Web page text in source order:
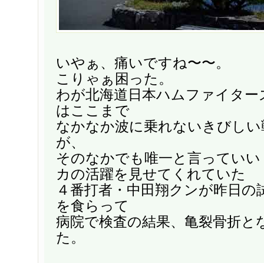
いやぁ、痛いですね〜〜。
こりゃぁ困った。
わが北海道日本ハムファイター
はここまで
なかなか波に乗れないきびし
が、
そのなかでも唯一と言ってい
カの活躍を見せてくれていた
４番打者・中田翔クンが昨日の
を食らって
病院で検査の結果、亀裂骨折と
た。